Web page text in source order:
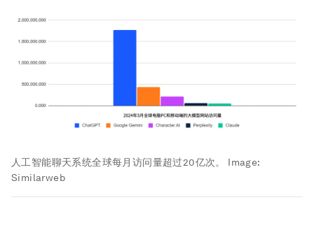
人工智能聊天系统全球每月访问量超过20亿次。
Image:
Similarweb